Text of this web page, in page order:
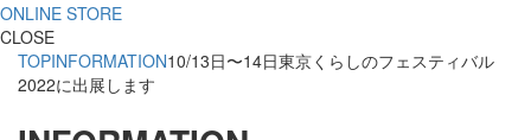
ONLINE STORE
CLOSE
TOPINFORMATION10/13日〜14日東京くらしのフェスティバル
2022に出展します